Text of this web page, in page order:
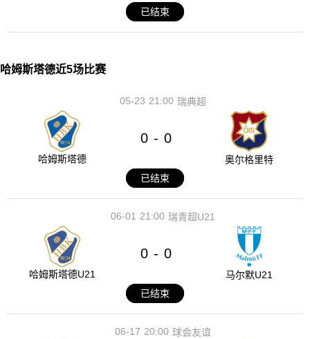
已结束
哈姆斯塔德近5场比赛
21:00
05-23 瑞典超
哈姆斯塔德
0 - 0
奥尔格里特
已结束
21:00
06-01 瑞青超U21
哈姆斯塔德U21
0 - 0
马尔默U21
已结束
20:00
06-17 球会友谊